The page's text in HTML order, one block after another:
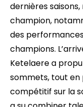
dernières
champion,
des
champions.
Ketelaere a
sommets, tout
compétitif sur la